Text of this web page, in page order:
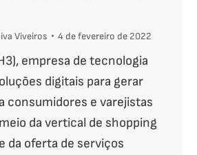
Viveiros 4 de fevereiro de 2022
empresa de tecnologia
digitais para gerar
consumidores e varejistas
da vertical de shopping
da oferta de serviços